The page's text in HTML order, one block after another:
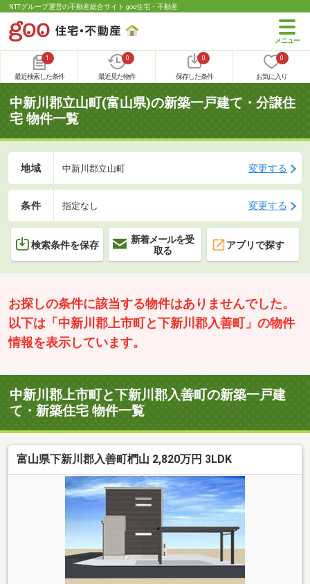
NTTグループ運営の不動産総合サイト goo住宅・不動産
1
最近検索した条件
0
最近見た物件
0
保存した条件
0
お気に入り
中新川郡立山町(富山県)の新築一戸建て・分譲住
宅 物件一覧
地域 中新川郡立山町 変更する
条件 指定なし 変更する
検索条件を保存
新着メールを受
取る
アプリで探す
お探しの条件に該当する物件はありませんでした。
以下は「中新川郡上市町と下新川郡入善町」の物件
情報を表示しています。
中新川郡上市町と下新川郡入善町の新築一戸建
て・新築住宅 物件一覧
富山県下新川郡入善町椚山 2,820万円 3LDK